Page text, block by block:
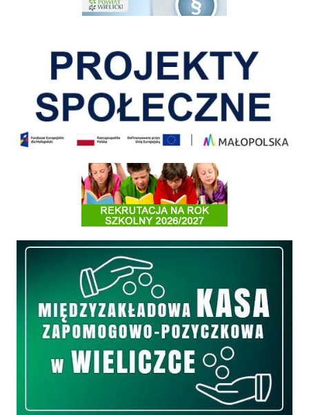
Informacja o terminach rekrutacji na rok szkolny 2026/2027
Międzyzakładowa Kasa Zapomogowo - Pożyczkowa